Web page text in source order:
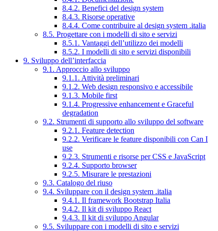
8.4.2. Benefici del design system
8.4.3. Risorse operative
8.4.4. Come contribuire al design system .italia
8.5. Progettare con i modelli di sito e servizi
8.5.1. Vantaggi dell’utilizzo dei modelli
8.5.2. I modelli di sito e servizi disponibili
9. Sviluppo dell’interfaccia
9.1. Approccio allo sviluppo
9.1.1. Attività preliminari
9.1.2. Web design responsivo e accessibile
9.1.3. Mobile first
9.1.4. Progressive enhancement e Graceful
degradation
9.2. Strumenti di supporto allo sviluppo del software
9.2.1. Feature detection
9.2.2. Verificare le feature disponibili con Can I
use
9.2.3. Strumenti e risorse per CSS e JavaScript
9.2.4. Supporto browser
9.2.5. Misurare le prestazioni
9.3. Catalogo del riuso
9.4. Sviluppare con il design system .italia
9.4.1. Il framework Bootstrap Italia
9.4.2. Il kit di sviluppo React
9.4.3. Il kit di sviluppo Angular
9.5. Sviluppare con i modelli di sito e servizi